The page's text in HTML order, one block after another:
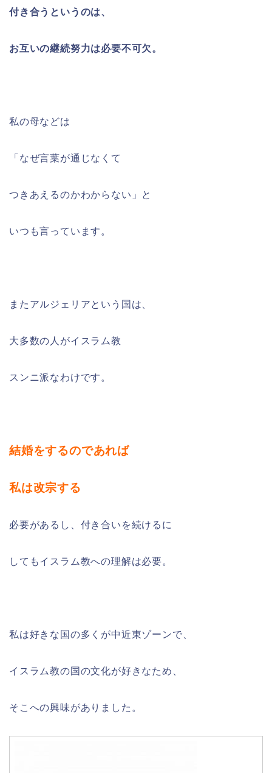
付き合うというのは、
お互いの継続努力は必要不可欠。
私の母などは
「なぜ言葉が通じなくて
つきあえるのかわからない」と
いつも言っています。
またアルジェリアという国は、
大多数の人がイスラム教
スンニ派なわけです。
結婚をするのであれば
私は改宗する
必要があるし、付き合いを続けるに
してもイスラム教への理解は必要。
私は好きな国の多くが中近東ゾーンで、
イスラム教の国の文化が好きなため、
そこへの興味がありました。